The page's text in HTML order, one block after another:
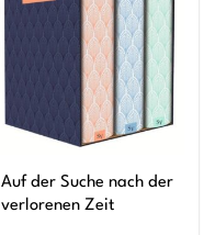
Auf der Suche nach der
verlorenen Zeit